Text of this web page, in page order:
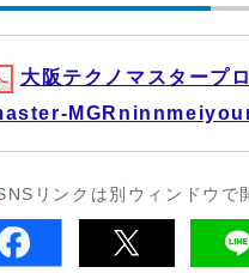
大阪テクノマスタープ
リンクは別ウィンドウで